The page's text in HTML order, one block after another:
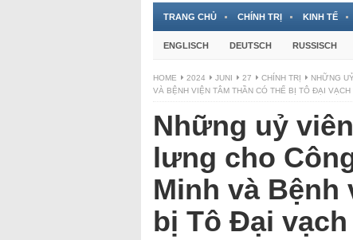
TRANG CHỦ CHÍNH TRỊ KINH TẾ
ENGLISCH DEUTSCH RUSSISCH
HOME 2024 JUNI 27 CHÍNH TRỊ
NHỮNG
VÀ BỆNH VIỆN TÂM THẦN CÓ THỂ BỊ TÔ ĐẠI VẠCH
Những uỷ
lưng cho
Minh và Bệnh
bị Tô Đại